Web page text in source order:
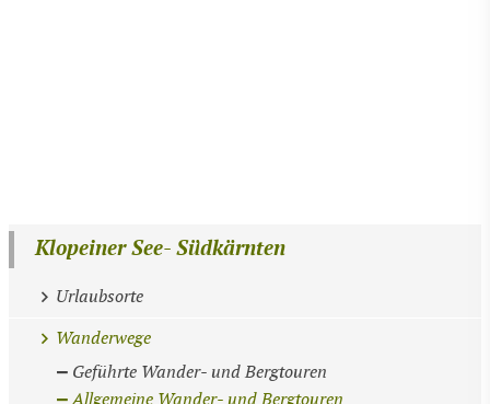
Klopeiner See- Südkärnten
Urlaubsorte
Wanderwege
Geführte Wander- und Bergtouren